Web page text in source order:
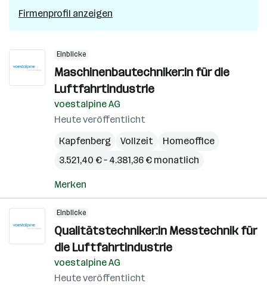
Firmenprofil anzeigen
Einblicke
Maschinenbautechniker:in für die
Luftfahrtindustrie
voestalpine AG
Heute veröffentlicht
Kapfenberg
Vollzeit
Homeoffice
3.521,40 € – 4.381,36 € monatlich
Merken
Einblicke
Qualitätstechniker:in Messtechnik für
die Luftfahrtindustrie
voestalpine AG
Heute veröffentlicht